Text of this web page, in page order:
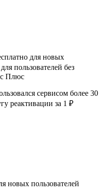
для новых
пользователей без
Плюс
сервисом более 30
реактивации за 1 ₽
новых пользователей